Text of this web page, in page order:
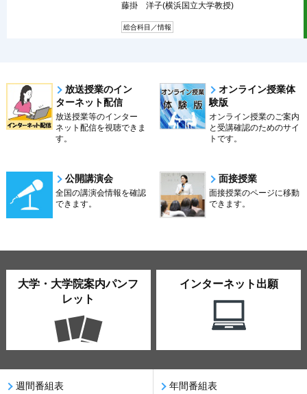
藤掛 洋子(横浜国立大学教授)
総合科目／情報
放送授業のイン
ターネット配信
放送授業等のインター
ネット配信を視聴できま
す。
オンライン授業体
験版
オンライン授業のご案内
と受講確認のためのサイ
トです。
公開講演会
全国の講演会情報を確認
できます。
面接授業
面接授業のページに移動
できます。
大学・大学院案内パンフ
レット
インターネット出願
週間番組表 年間番組表